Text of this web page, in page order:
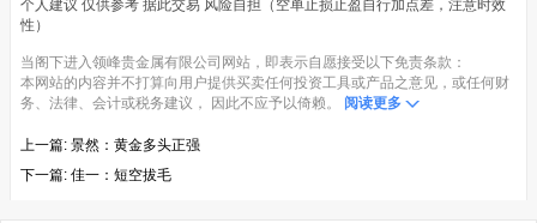
个人建议 仅供参考 据此交易 风险自担（空单止损止盈自行加点差，注意时效
性）
当阁下进入领峰贵金属有限公司网站，即表示自愿接受以下免责条款：
本网站的内容并不打算向用户提供买卖任何投资工具或产品之意见，或任何财
务、法律、会计或税务建议， 因此不应予以倚赖。
阅读更多
上一篇: 景然：黄金多头正强
下一篇: 佳一：短空拔毛